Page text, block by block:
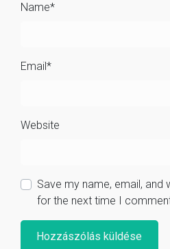
Name*
Email*
Website
Save my name, email, and
for the next time I